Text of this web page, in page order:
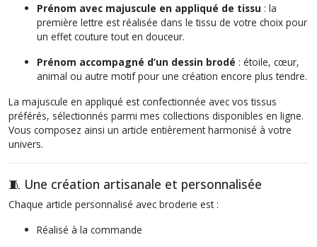
Prénom avec majuscule en appliqué de tissu : la
première lettre est réalisée dans le tissu de votre choix pour
un effet couture tout en douceur.
Prénom accompagné d’un dessin brodé : étoile, cœur,
animal ou autre motif pour une création encore plus tendre.
La majuscule en appliqué est confectionnée avec vos tissus
préférés, sélectionnés parmi mes collections disponibles en ligne.
Vous composez ainsi un article entièrement harmonisé à votre
univers.
🧵 Une création artisanale et personnalisée
Chaque article personnalisé avec broderie est :
Réalisé à la commande